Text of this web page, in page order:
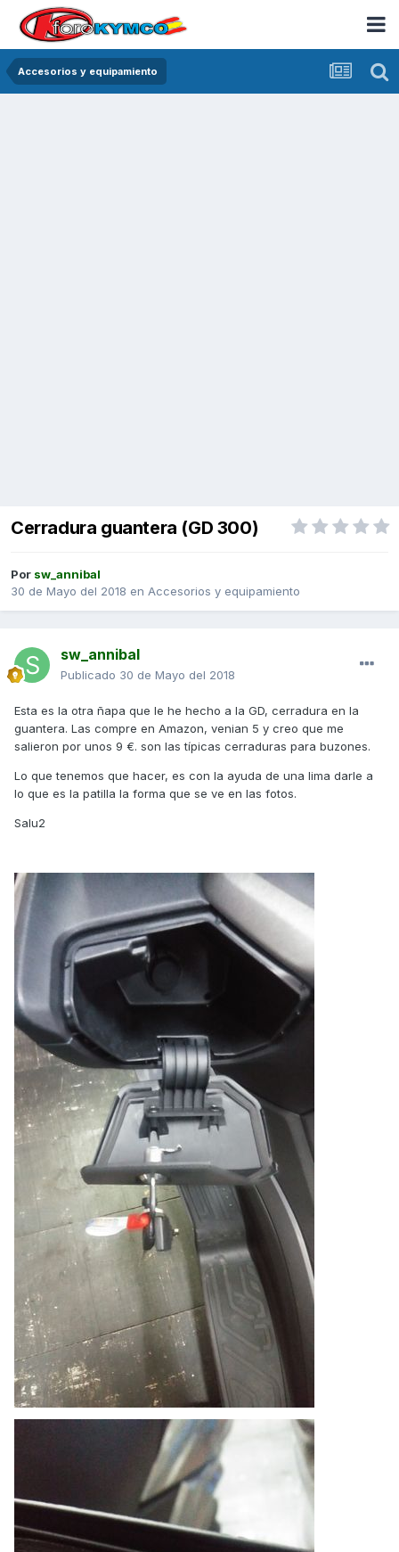
Accesorios y equipamiento
Cerradura guantera (GD 300)
Por sw_annibal
30 de Mayo del 2018 en Accesorios y equipamiento
sw_annibal
Publicado 30 de Mayo del 2018
Esta es la otra ñapa que le he hecho a la GD, cerradura en la
guantera. Las compre en Amazon, venian 5 y creo que me
salieron por unos 9 €. son las típicas cerraduras para buzones.
Lo que tenemos que hacer, es con la ayuda de una lima darle a
lo que es la patilla la forma que se ve en las fotos.
Salu2